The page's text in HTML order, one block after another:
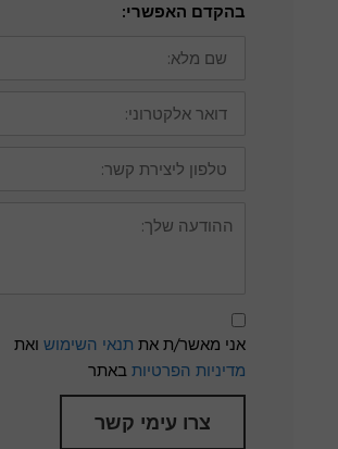
בהקדם האפשרי:
מלא:
אלקטרוני:
ליצירת
שלך:
תנאי
שימוש
ומדיניות
פרטיות
אני מאשר/ת את תנאי השימוש ואת
מדיניות הפרטיות באתר
צרו עימי קשר